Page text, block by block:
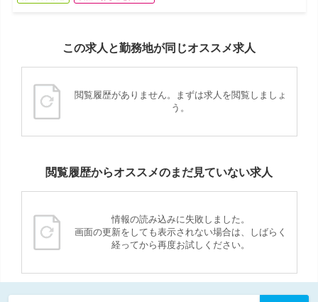
この求人と勤務地が同じオススメ求人
閲覧履歴がありません。まずは求人を閲覧しましょ
う。
閲覧履歴からオススメのまだ見ていない求人
情報の読み込みに失敗しました。
画面の更新をしても表示されない場合は、しばらく
経ってから再度お試しください。